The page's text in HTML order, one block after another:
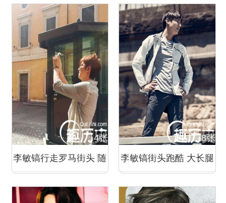
4张
李敏镐行走罗马街头 随
8张
李敏镐街头跑酷 大长腿